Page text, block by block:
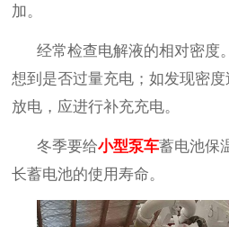
加。
经常检查电解液的相对密度
想到是否过量充电；如发现密
放电，应进行补充充电。
冬季要给小型泵车蓄电池保
长蓄电池的使用寿命。